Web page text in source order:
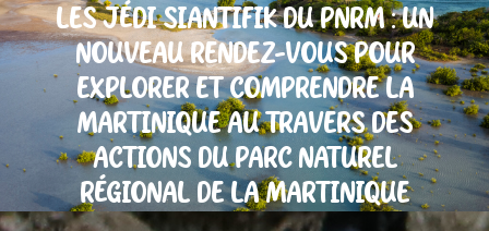
LES JÉDI SIANTIFIK DU PNRM : UN
NOUVEAU RENDEZ-VOUS POUR
EXPLORER ET COMPRENDRE LA
MARTINIQUE AU TRAVERS DES
ACTIONS DU PARC NATUREL
RÉGIONAL DE LA MARTINIQUE